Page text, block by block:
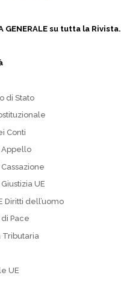
GENERALE su tutta la Rivista.
di Stato
Conti
Appello
UE
Diritti dell’uomo
Pace
Tributaria
UE